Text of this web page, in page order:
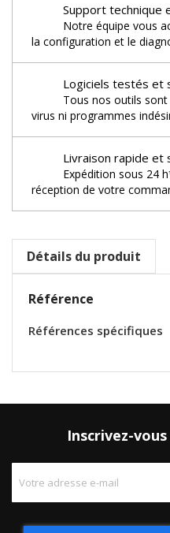
Support technique
Notre équipe vous
la configuration et le
Logiciels testés et
Tous nos outils
virus ni programmes
Livraison rapide et
Expédition sous 24
réception de votre
Détails du produit
Référence
Références spécifiques
Inscrivez-